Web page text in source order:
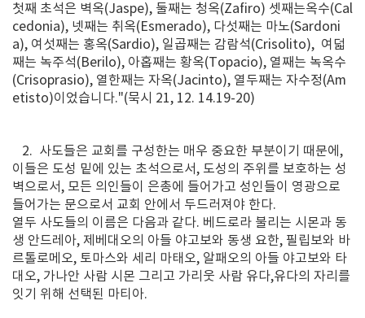
첫째 초석은 벽옥(Jaspe), 둘째는 청옥(Zafiro) 셋째는옥수(Cal
cedonia), 넷째는 취옥(Esmerado), 다섯째는 마노(Sardoni
a), 여섯째는 홍옥(Sardio), 일곱째는 감람석(Crisolito), 여덟
째는 녹주석(Berilo), 아홉째는 황옥(Topacio), 열째는 녹옥수
(Crisoprasio), 열한째는 자옥(Jacinto), 열두째는 자수정(Am
etisto)이었습니다."(묵시 21, 12. 14.19-20)
2. 사도들은 교회를 구성한는 매우 중요한 부분이기 때문에,
이들은 도성 밑에 있는 초석으로서, 도성의 주위를 보호하는 성
벽으로서, 모든 의인들이 은총에 들어가고 성인들이 영광으로
들어가는 문으로서 교회 안에서 두드러져야 한다.
열두 사도들의 이름은 다음과 같다. 베드로라 불리는 시몬과 동
생 안드레아, 제베대오의 아들 야고보와 동생 요한, 필립보와 바
르톨로메오, 토마스와 세리 마태오, 알패오의 아들 야고보와 타
대오, 가나안 사람 시몬 그리고 가리웃 사람 유다,유다의 자리를
잇기 위해 선택된 마티아.